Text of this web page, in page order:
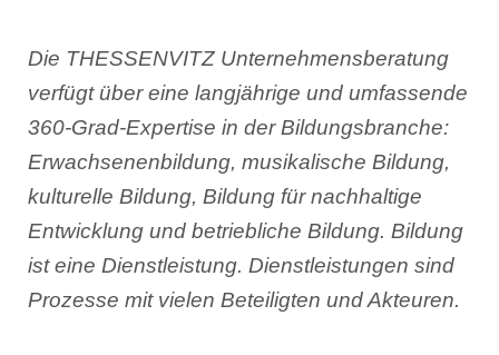
Die THESSENVITZ Unternehmensberatung
verfügt über eine langjährige und umfassende
360-Grad-Expertise in der Bildungsbranche:
Erwachsenenbildung, musikalische Bildung,
kulturelle Bildung, Bildung für nachhaltige
Entwicklung und betriebliche Bildung. Bildung
ist eine Dienstleistung. Dienstleistungen sind
Prozesse mit vielen Beteiligten und Akteuren.